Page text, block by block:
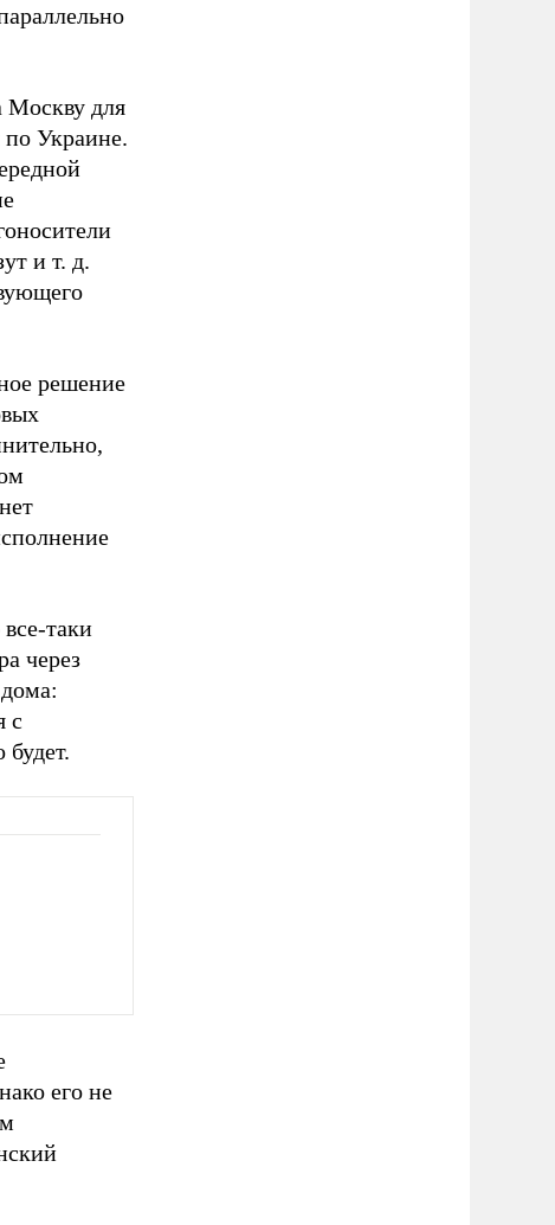
Москву для
по Украине.
и т. д.
решение
все-таки
через
с
его не